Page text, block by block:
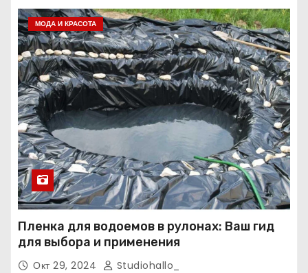
МОДА И КРАСОТА
Пленка для водоемов в рулонах: Ваш гид
для выбора и применения
Окт 29, 2024 Studiohallo_